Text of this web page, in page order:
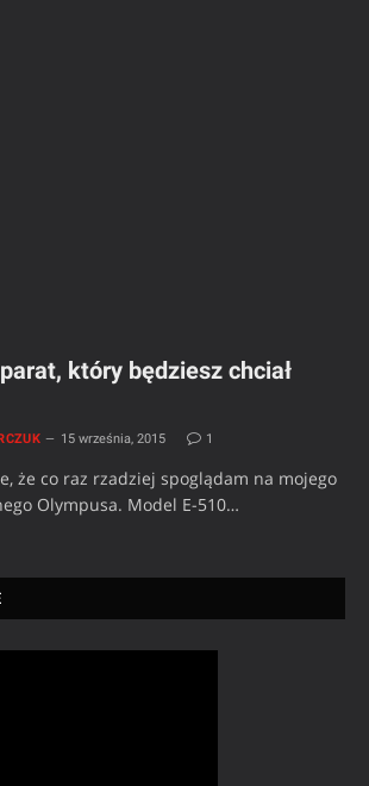
który będziesz chciał
15 września, 2015 1
że co raz rzadziej spoglądam na mojego
Olympusa. Model E-510…